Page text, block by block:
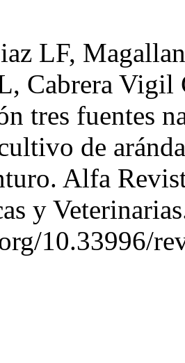
LF,
Cabrera Vigil
tres fuentes
de
Alfa
y
10.33996/